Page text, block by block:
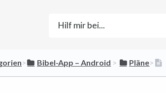
​>​ ​Bibel-App – Android ​ > ​ ​Pläne​>​